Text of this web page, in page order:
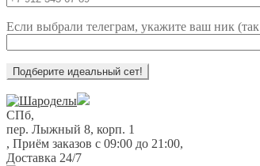
Если выбрали телеграм, укажите ваш ник
Перейти
к
навигации
Перейти
к
содержимому
СПб,
пер. Лыжный 8, корп. 1
, Приём заказов с 09:00 до 21:00,
Доставка 24/7